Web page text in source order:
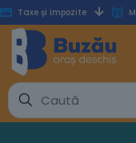
Taxe și impozite